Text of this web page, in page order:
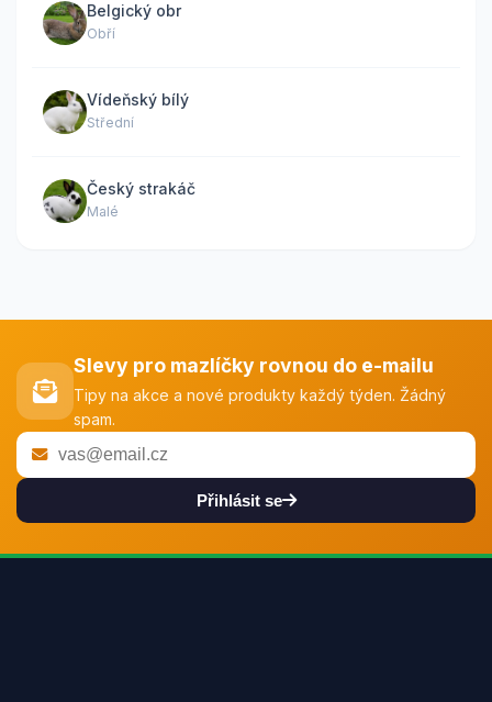
Belgický obr
Obří
Vídeňský bílý
Střední
Český strakáč
Malé
Slevy pro mazlíčky rovnou do e-mailu
Tipy na akce a nové produkty každý týden. Žádný
spam.
Přihlásit se